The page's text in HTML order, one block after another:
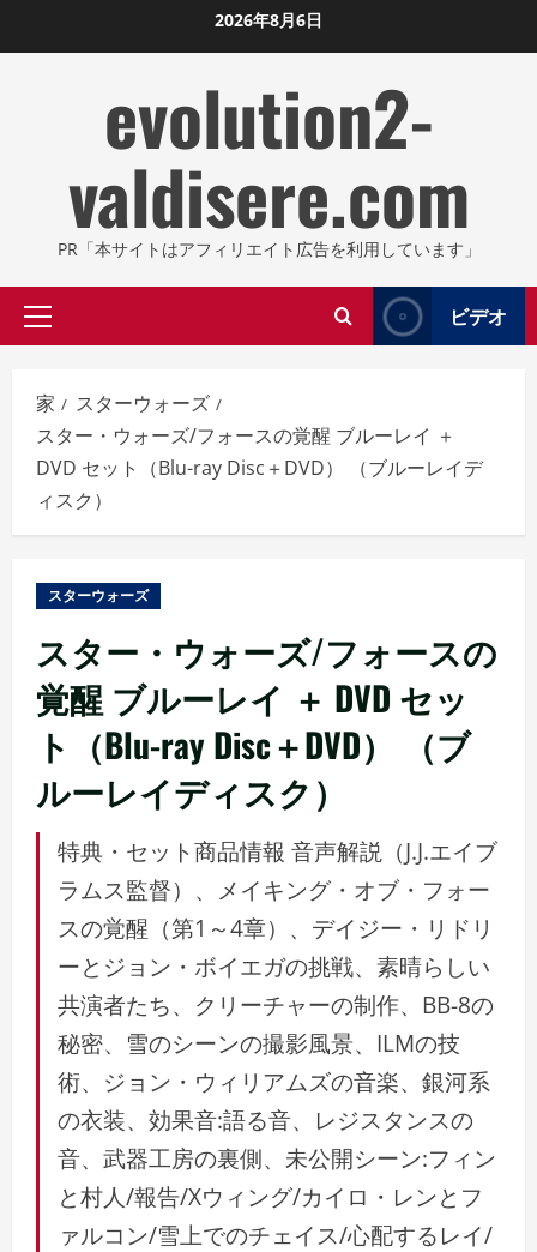
ン
2026年8月6日
evolution2-
valdisere.com
PR「本サイトはアフィリエイト広告を利用しています」
プ
イ
マ
リ
メ
ニ
ュ
ビデオ
家
スターウォーズ
スター・ウォーズ/フォースの覚醒 ブルーレイ ＋
DVD セット（Blu-ray Disc＋DVD） （ブルーレイデ
ィスク）
スターウォーズ
スター・ウォーズ/フォースの
覚醒 ブルーレイ ＋ DVD セッ
ト（Blu-ray Disc＋DVD） （ブ
ルーレイディスク）
特典・セット商品情報 音声解説（J.J.エイブ
ラムス監督）、メイキング・オブ・フォー
スの覚醒（第1～4章）、デイジー・リドリ
ーとジョン・ボイエガの挑戦、素晴らしい
共演者たち、クリーチャーの制作、BB-8の
秘密、雪のシーンの撮影風景、ILMの技
術、ジョン・ウィリアムズの音楽、銀河系
の衣装、効果音:語る音、レジスタンスの
音、武器工房の裏側、未公開シーン:フィン
と村人/報告/Xウィング/カイロ・レンとフ
ァルコン/雪上でのチェイス/心配するレイ/